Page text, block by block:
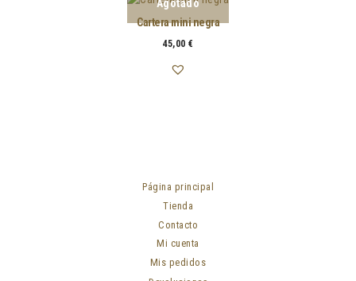
Cartera mini negra
45,00€
Página principal
Tienda
Contacto
Mi cuenta
Mis pedidos